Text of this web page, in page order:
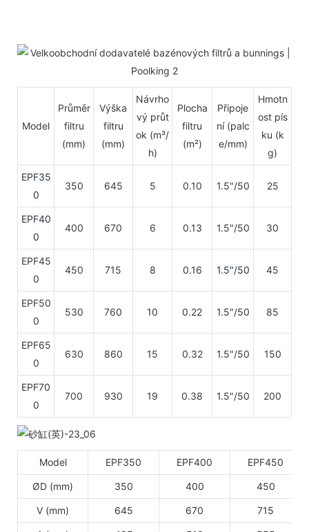
Model
Průměr
filtru
(mm)
Výška
filtru
(mm)
Návrho
vý průt
ok (m³/
h)
Plocha
filtru
(m²)
Připoje
ní (palc
e/mm)
Hmotn
ost pís
ku (k
g)
EPF35
0
350 645 5 0.10 1.5"/50 25
EPF40
0
400 670 6 0.13 1.5"/50 30
EPF45
0
450 715 8 0.16 1.5"/50 45
EPF50
0
530 760 10 0.22 1.5"/50 85
EPF65
0
630 860 15 0.32 1.5"/50 150
EPF70
0
700 930 19 0.38 1.5"/50 200
Model EPF350 EPF400 EPF450
ØD (mm) 350 400 450
V (mm) 645 670 715